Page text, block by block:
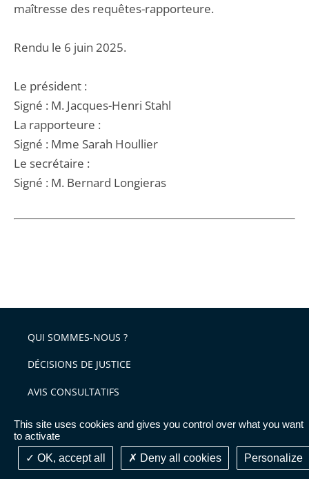
This site uses cookies and gives you control over what you want
to activate
OK, accept all
Deny all cookies Personalize
maîtresse des requêtes-rapporteure.
Rendu le 6 juin 2025.
Le président :
Signé : M. Jacques-Henri Stahl
La rapporteure :
Signé : Mme Sarah Houllier
Le secrétaire :
Signé : M. Bernard Longieras
QUI SOMMES-NOUS ?
DÉCISIONS DE JUSTICE
AVIS CONSULTATIFS
PUBLICATIONS & COLLOQUES
VOS DÉMARCHES
Glossaire